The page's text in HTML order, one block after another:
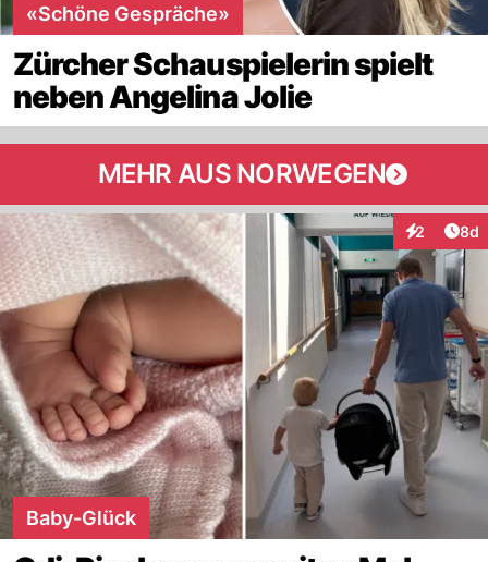
«Schöne Gespräche»
Zürcher Schauspielerin spielt
neben Angelina Jolie
MEHR AUS NORWEGEN
2 8d
Baby-Glück